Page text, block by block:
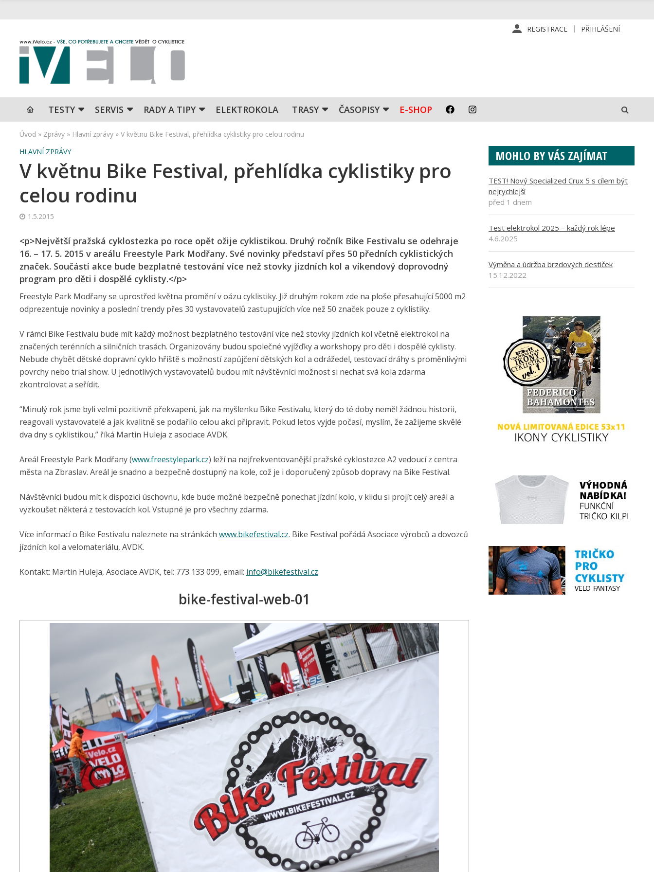
REGISTRACE PŘIHLÁŠENÍ
TESTY SERVIS RADY A TIPY ELEKTROKOLA TRASY ČASOPISY E-SHOP
Úvod » Zprávy » Hlavní zprávy » V květnu Bike Festival, přehlídka cyklistiky pro celou rodinu
HLAVNÍ ZPRÁVY
V květnu Bike Festival, přehlídka cyklistiky pro
celou rodinu
1.5.2015
<p>Největší pražská cyklostezka po roce opět ožije cyklistikou. Druhý ročník Bike Festivalu se odehraje
16. – 17. 5. 2015 v areálu Freestyle Park Modřany. Své novinky představí přes 50 předních cyklistických
značek. Součástí akce bude bezplatné testování více než stovky jízdních kol a víkendový doprovodný
program pro děti i dospělé cyklisty.</p>
Freestyle Park Modřany se uprostřed května promění v oázu cyklistiky. Již druhým rokem zde na ploše přesahující 5000 m2
odprezentuje novinky a poslední trendy přes 30 vystavovatelů zastupujících více než 50 značek pouze z cyklistiky.
V rámci Bike Festivalu bude mít každý možnost bezplatného testování více než stovky jízdních kol včetně elektrokol na
značených terénních a silničních trasách. Organizovány budou společné vyjížďky a workshopy pro děti i dospělé cyklisty.
Nebude chybět dětské dopravní cyklo hřiště s možností zapůjčení dětských kol a odrážedel, testovací dráhy s proměnlivými
povrchy nebo trial show. U jednotlivých vystavovatelů budou mít návštěvníci možnost si nechat svá kola zdarma
zkontrolovat a seřídit.
“Minulý rok jsme byli velmi pozitivně překvapeni, jak na myšlenku Bike Festivalu, který do té doby neměl žádnou historii,
reagovali vystavovatelé a jak kvalitně se podařilo celou akci připravit. Pokud letos vyjde počasí, myslím, že zažijeme skvělé
dva dny s cyklistikou,” říká Martin Huleja z asociace AVDK.
Areál Freestyle Park Modřany (www.freestylepark.cz) leží na nejfrekventovanější pražské cyklostezce A2 vedoucí z centra
města na Zbraslav. Areál je snadno a bezpečně dostupný na kole, což je i doporučený způsob dopravy na Bike Festival.
Návštěvníci budou mít k dispozici úschovnu, kde bude možné bezpečně ponechat jízdní kolo, v klidu si projít celý areál a
vyzkoušet některá z testovacích kol. Vstupné je pro všechny zdarma.
Více informací o Bike Festivalu naleznete na stránkách www.bikefestival.cz. Bike Festival pořádá Asociace výrobců a dovozců
jízdních kol a velomateriálu, AV­DK.
Kontakt: Martin Huleja, Asociace AVDK, tel: 773 133 099, email: info@bikefestival.cz
bike-festival-web-01
MOHLO BY VÁS ZAJÍMAT
TEST! Nový Specialized Crux 5 s cílem být
nejrychlejší
před 1 dnem
Test elektrokol 2025 – každý rok lépe
4.6.2025
Výměna a údržba brzdových destiček
15.12.2022